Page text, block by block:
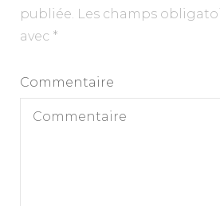
publiée. Les champs
avec *
Commentaire